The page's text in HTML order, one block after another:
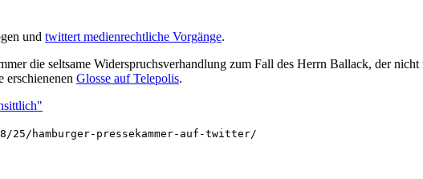
und twittert medienrechtliche Vorgänge.
die seltsame Widerspruchsverhandlung zum Fall des Herrn Ballack, der
erschienenen Glosse auf Telepolis.
25/hamburger-pressekammer-auf-twitter/